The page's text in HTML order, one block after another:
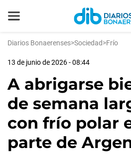
Diarios Bonaerenses>Sociedad>Frío
13 de junio de 2026 - 08:44
A abrigarse
de semana
con frío polar
parte de